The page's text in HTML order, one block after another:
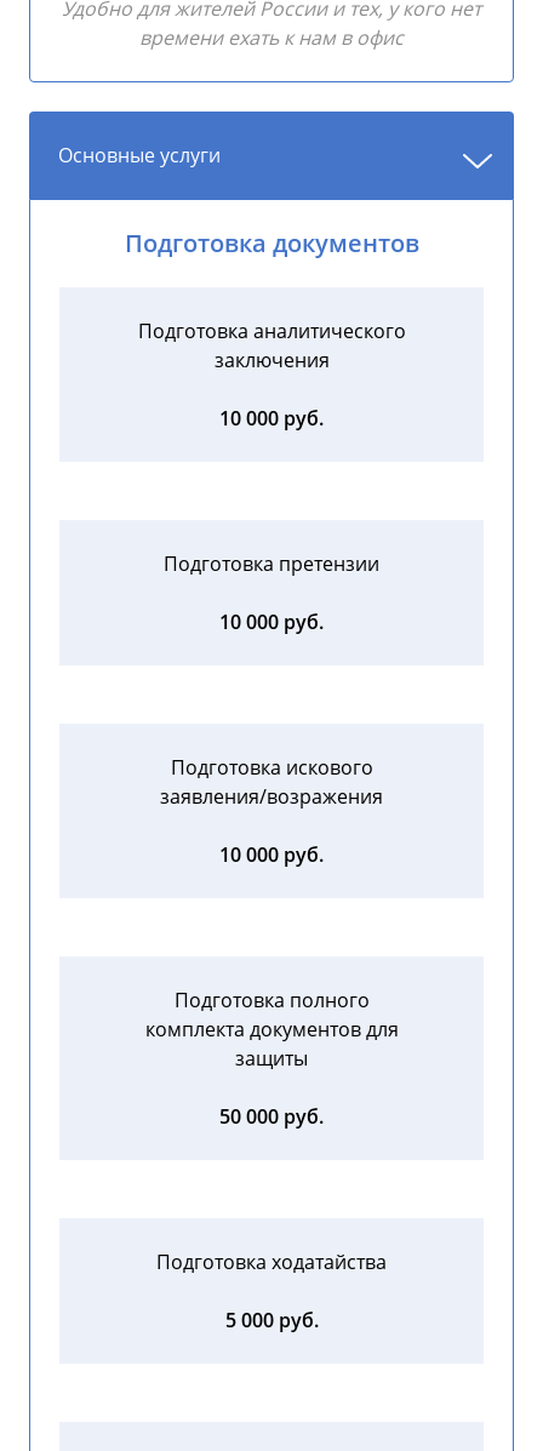
Удобно для жителей России и тех, у кого нет
времени ехать к нам в офис
Основные услуги
Подготовка документов
Подготовка аналитического
заключения
10 000 руб.
Подготовка претензии
10 000 руб.
Подготовка искового
заявления/возражения
10 000 руб.
Подготовка полного
комплекта документов для
защиты
50 000 руб.
Подготовка ходатайства
5 000 руб.